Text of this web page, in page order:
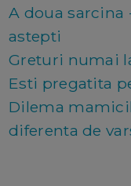
A doua sarcina
astepti
Greturi numai
Esti pregatita
Dilema
diferenta de